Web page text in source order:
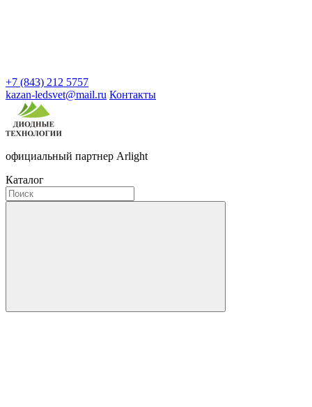
+7 (843) 212 5757
kazan-ledsvet@mail.ru Контакты
официальный партнер Arlight
Каталог